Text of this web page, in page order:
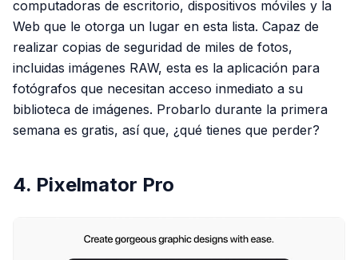
computadoras de escritorio, dispositivos móviles y la
Web que le otorga un lugar en esta lista. Capaz de
realizar copias de seguridad de miles de fotos,
incluidas imágenes RAW, esta es la aplicación para
fotógrafos que necesitan acceso inmediato a su
biblioteca de imágenes. Probarlo durante la primera
semana es gratis, así que, ¿qué tienes que perder?
4. Pixelmator Pro